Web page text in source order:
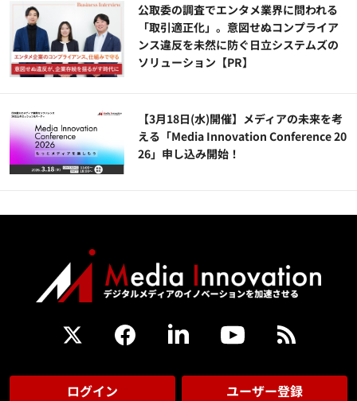
公​​取委の調査でエンタメ業界に問われる
「取引適正化」。意図せぬコンプライア
ンス違反を未然に防ぐ日立システムズの
ソリューション​【PR】
【3月18日(水)開催】メディアの未来を考
える「Media Innovation Conference 20
26」申し込み開始！
ログイン ユーザー登録